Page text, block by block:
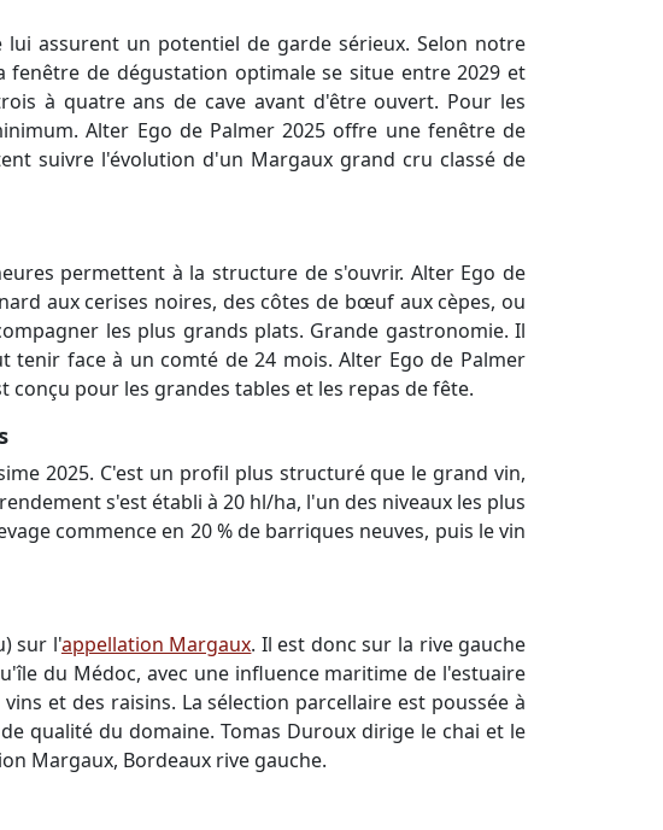
assurent un potentiel de garde sérieux. Selon notre
fenêtre de dégustation optimale se situe entre 2029 et
à quatre ans de cave avant d'être ouvert. Pour les
Alter Ego de Palmer 2025 offre une fenêtre de
suivre l'évolution d'un Margaux grand cru classé de
permettent à la structure de s'ouvrir. Alter Ego de
aux cerises noires, des côtes de bœuf aux cèpes, ou
les plus grands plats. Grande gastronomie. Il
tenir face à un comté de 24 mois. Alter Ego de Palmer
pour les grandes tables et les repas de fête.
2025. C'est un profil plus structuré que le grand vin,
s'est établi à 20 hl/ha, l'un des niveaux les plus
commence en 20 % de barriques neuves, puis le vin
sur l'appellation Margaux. Il est donc sur la rive gauche
du Médoc, avec une influence maritime de l'estuaire
et des raisins. La sélection parcellaire est poussée à
qualité du domaine. Tomas Duroux dirige le chai et le
Margaux, Bordeaux rive gauche.